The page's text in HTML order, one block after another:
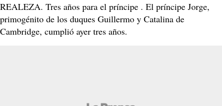
REALEZA. Tres años para el príncipe . El príncipe Jorge,
primogénito de los duques Guillermo y Catalina de
Cambridge, cumplió ayer tres años.